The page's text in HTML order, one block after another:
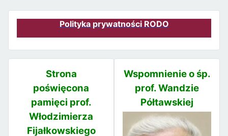
Polityka prywatności RODO
Strona
poświęcona
pamięci prof.
Włodzimierza
Fijałkowskiego
Wspomnienie o śp.
prof. Wandzie
Półtawskiej